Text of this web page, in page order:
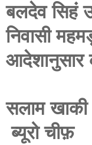
बलदेव सिहं
निवासी
आदेशानुसार
सलाम
ब्यूरो चीफ़